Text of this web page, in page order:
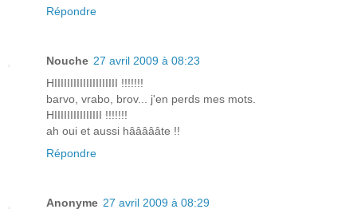
Répondre
Nouche 27 avril 2009 à 08:23
HIIIIIIIIIIIIIIIIIIII !!!!!!!
barvo, vrabo, brov... j'en perds mes mots.
HIIIIIIIIIIIIIII !!!!!!!
ah oui et aussi hâââââte !!
Répondre
Anonyme 27 avril 2009 à 08:29